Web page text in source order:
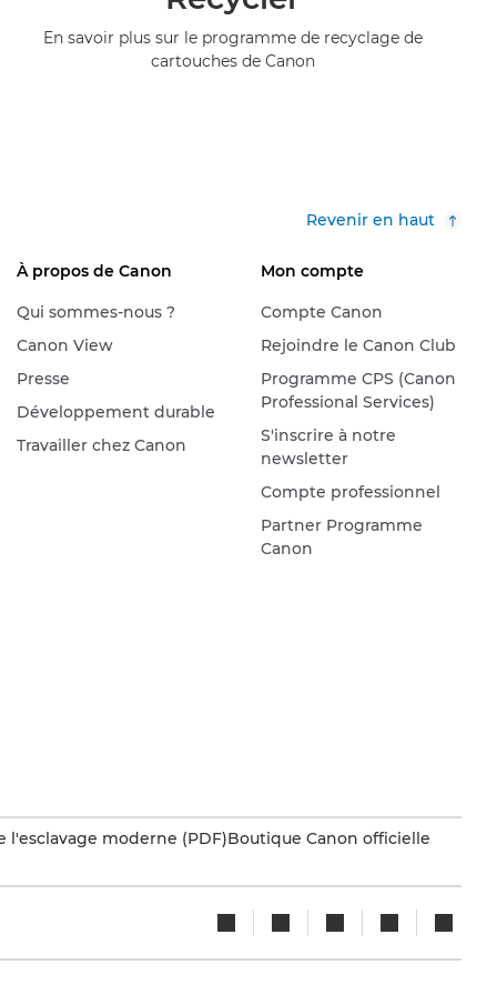
En savoir plus sur le programme de recyclage de
cartouches de Canon
Revenir en haut
À propos de Canon
Qui sommes-nous ?
Canon View
Presse
Développement durable
Travailler chez Canon
Mon compte
Compte Canon
Rejoindre le Canon Club
Programme CPS (Canon
Professional Services)
S'inscrire à notre
newsletter
Compte professionnel
Partner Programme
Canon
l'esclavage moderne (PDF)Boutique Canon officielle